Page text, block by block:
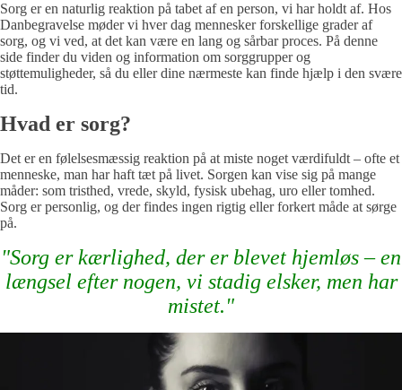
Sorg er en naturlig reaktion på tabet af en person, vi har holdt af. Hos
Danbegravelse møder vi hver dag mennesker forskellige grader af
sorg, og vi ved, at det kan være en lang og sårbar proces. På denne
side finder du viden og information om sorggrupper og
støttemuligheder, så du eller dine nærmeste kan finde hjælp i den svære
tid.
Hvad er sorg?
Det er en følelsesmæssig reaktion på at miste noget værdifuldt – ofte et
menneske, man har haft tæt på livet. Sorgen kan vise sig på mange
måder: som tristhed, vrede, skyld, fysisk ubehag, uro eller tomhed.
Sorg er personlig, og der findes ingen rigtig eller forkert måde at sørge
på.
"Sorg er kærlighed, der er blevet hjemløs – en
længsel efter nogen, vi stadig elsker, men har
mistet."